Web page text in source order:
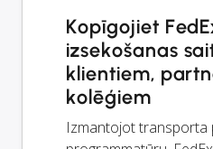
Kopīgojiet
izsekošanas
klientiem,
kolēģiem
Izmantojot transporta